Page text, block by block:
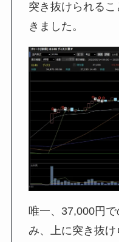
突き抜けられる
きました。
唯一、37,000円
み、上に突き抜け